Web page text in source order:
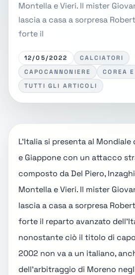
Montella e Vieri. Il mister
lascia a casa a sorpresa
forte il
12/05/2022
CALCIATORI
CAPOCANNONIERE
COREA
TUTTI GLI ARTICOLI
L'Italia si presenta al Mondiale
e Giappone con un attacco
composto da Del Piero,
Montella e Vieri. Il mister
lascia a casa a sorpresa
forte il reparto avanzato
nonostante ciò il titolo di
2002 non va a un italiano,
dell'arbitraggio di Moreno